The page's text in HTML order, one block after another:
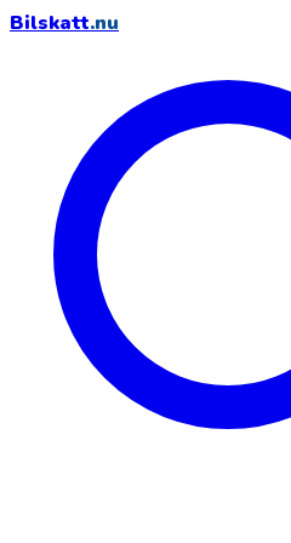
Bilskatt.nu